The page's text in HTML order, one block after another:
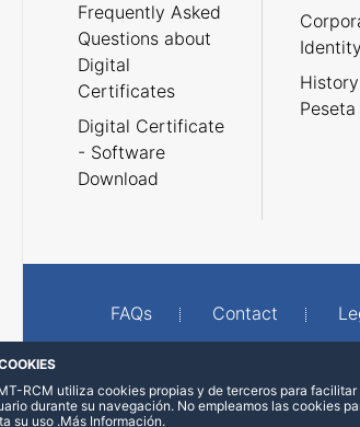
Frequently Asked
Questions about
Digital
Certificates
Digital Certificate
- Software
Download
Identity
Peseta
FAQs Contact
RCM utiliza cookies propias y de terceros para
durante su navegación. No empleamos las cookies
su uso .Más Información.